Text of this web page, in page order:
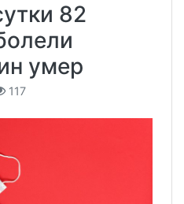
82
умер
117